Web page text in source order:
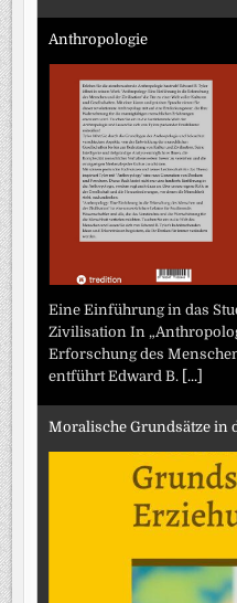
Anthropologie
Eine Einführung in das
Zivilisation In
Erforschung des
entführt Edward B.
[...]
Moralische Grundsätze in